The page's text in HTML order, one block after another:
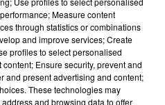
Measure content
through statistics or combinations
and improve services; Create
profiles to select personalised
Ensure security, prevent and
and present advertising and content;
These technologies may
and browsing data to offer